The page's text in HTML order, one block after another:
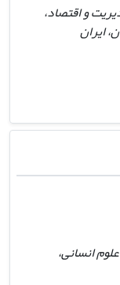
و اقتصاد،
ایران
انسانی،